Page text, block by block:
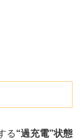
る“過充電”状態